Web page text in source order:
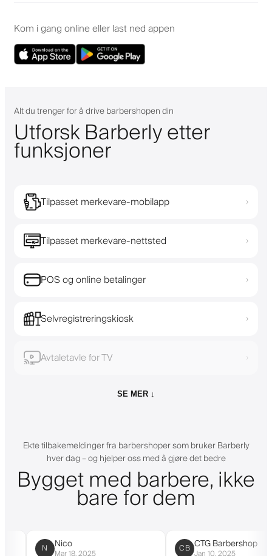
Kom i gang online eller last ned appen
Alt du trenger for å drive barbershopen din
Utforsk Barberly etter
funksjoner
Tilpasset merkevare-mobilapp ›
Tilpasset merkevare-nettsted ›
POS og online betalinger ›
Selvregistreringskiosk ›
Avtaletavle for TV ›
SE MER ↓
Ekte tilbakemeldinger fra barbershoper som bruker Barberly
hver dag – og hjelper oss med å gjøre det bedre
Bygget med barbere, ikke
bare for dem
Nico CTG Barbershop